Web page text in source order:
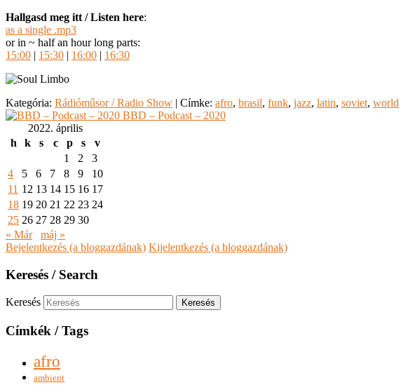
Hallgasd meg itt / Listen here:
as a single .mp3
or in ~ half an hour long parts:
15:00 | 15:30 | 16:00 | 16:30
Kategória: Rádióműsor / Radio Show | Címke: afro, brasil, funk, jazz, latin, soviet, world
BBD – Podcast – 2020
2022. április
h
k s c p s
v
1
2
3
4
5 6 7 8 9
10
11 12 13 14 15 16 17
18 19 20 21 22 23 24
25 26 27 28 29 30
« Már
máj »
Bejelentkezés (a bloggazdának) Kijelentkezés (a bloggazdának)
Keresés / Search
Keresés
Címkék / Tags
afro
ambient